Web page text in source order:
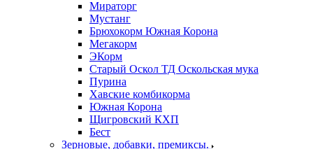
Мираторг
Мустанг
Брюхокорм Южная Корона
Мегакорм
ЭКорм
Старый Оскол ТД Оскольская мука
Пурина
Хавские комбикорма
Южная Корона
Щигровский КХП
Бест
Зерновые, добавки, премиксы.